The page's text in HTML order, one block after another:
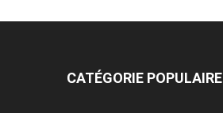
CATÉGORIE POPULAIRE